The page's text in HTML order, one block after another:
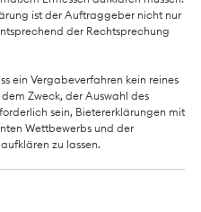
ist der Auftraggeber nicht nur
der Rechtsprechung
ein Vergabeverfahren kein reines
Zweck, der Auswahl des
sein, Bietererklärungen mit
Wettbewerbs und der
zu lassen.